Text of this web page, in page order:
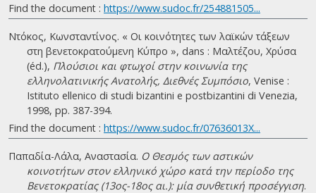
Find the document : https://www.sudoc.fr/254881505...
Ντόκος, Κωνσταντίνος. « Οι κοινότητες των λαϊκών τάξεων
στη βενετοκρατούμενη Κύπρο », dans : Μαλτέζου, Χρύσα
(éd.), Πλούσιοι και φτωχοί στην κοινωνία της
ελληνολατινικής Ανατολής, Διεθνές Συμπόσιο, Venise :
Istituto ellenico di studi bizantini e postbizantini di Venezia,
1998, pp. 387-394.
Find the document : https://www.sudoc.fr/07636013X...
Παπαδία-Λάλα, Αναστασία. Ο Θεσμός των αστικών
κοινοτήτων στον ελληνικό χώρο κατά την περίοδο της
Βενετοκρατίας (13ος-18ος αι.): μία συνθετική προσέγγιση.